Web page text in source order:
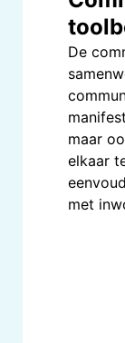
De
maar
elkaar
met